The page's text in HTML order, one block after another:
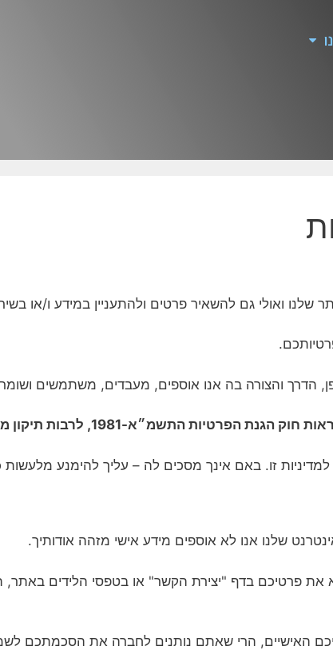
ואולי גם להשאיר פרטים ולהתעניין במידע ו/או
הדרך והצורה בה אנו אוספים, מעבדים, משתמשים
הפרטיות התשמ״א-1981, לרבות תיקון מס׳ 13 לחוק.
זו. באם אינך מסכים לה – עליך להימנע
שלנו אנו לא אוספים מידע אישי מזהה אודותיך.
פרטיכם בדף "יצירת הקשר" או בטפסי הלידים באתר,
האישיים, הרי שאתם נותנים לחברה את הסכמתכם